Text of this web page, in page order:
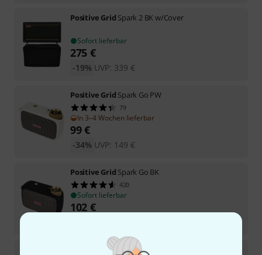
Positive Grid Spark 2 BK w/Cover
Sofort lieferbar
275 €
UVP: 339 €
-19%
Positive Grid Spark Go PW
79
In 3–4 Wochen lieferbar
99€
UVP: 149 €
-34%
Positive Grid Spark Go BK
420
Sofort lieferbar
102 €
Positive Grid Spark 2 BK Bundle